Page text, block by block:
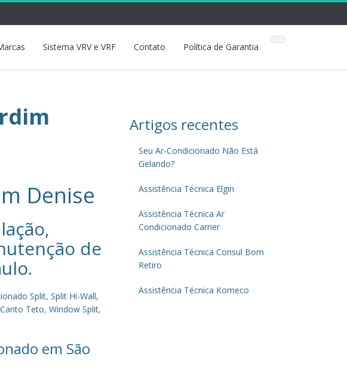
Sistema VRV e VRF Contato Política de Garantia
Denise
de
.
Split, Split Hi-Wall,
Teto, Window Split,
em São
Artigos recentes
Seu Ar-Condicionado Não Está
Gelando?
Assistência Técnica Elgin
Assistência Técnica Ar
Condicionado Carrier
Assistência Técnica Consul Bom
Retiro
Assistência Técnica Komeco